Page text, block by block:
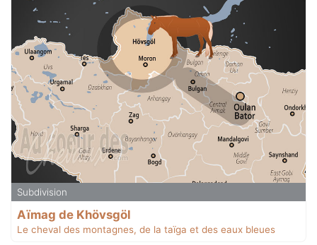
Subdivision
Aïmag de Khövsgöl
Le cheval des montagnes, de la taïga et des eaux bleues